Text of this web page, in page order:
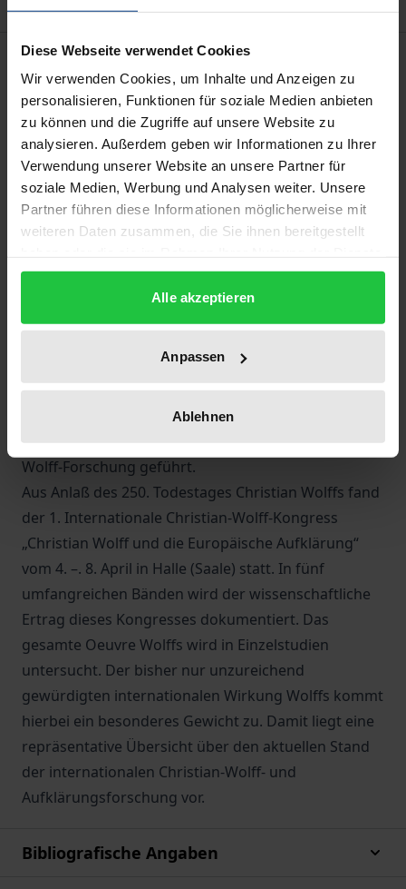
Diese Webseite verwendet Cookies
Wir verwenden Cookies, um Inhalte und Anzeigen zu
personalisieren, Funktionen für soziale Medien anbieten
zu können und die Zugriffe auf unsere Website zu
analysieren. Außerdem geben wir Informationen zu Ihrer
Verwendung unserer Website an unsere Partner für
soziale Medien, Werbung und Analysen weiter. Unsere
Partner führen diese Informationen möglicherweise mit
weiteren Daten zusammen, die Sie ihnen bereitgestellt
gesammelt haben.
Alle akzeptieren
Anpassen
Ablehnen
Beschreibung
Christian Wolff (1679 – 1754) gilt als der
bedeutendste und wirkungsmächtigste Philosoph
der Früh- und Hochaufklärung. Unter der Leitung
der Philosophie und der sog. mathematischen
Methode suchte er ein enzyklopädisches System der
Wissenschaften auf dem Stand der Bildung seiner
war Wolff zu einer europaweit gerühmten Autorität
verblasste sein Ruhm indessen bald. Erst die von
Jean Ecole und anderen besorgte große Ausgabe
der Werke Wolffs hat zu einer Wiederentdeckung
Wolffs und zur Neubelebung der internationalen
Wolff-Forschung geführt.
Aus Anlaß des 250. Todestages Christian Wolffs fand
der 1. Internationale Christian-Wolff-Kongress
„Christian Wolff und die Europäische Aufklärung“
vom 4. –. 8. April in Halle (Saale) statt. In fünf
umfangreichen Bänden wird der wissenschaftliche
Ertrag dieses Kongresses dokumentiert. Das
gesamte Oeuvre Wolffs wird in Einzelstudien
untersucht. Der bisher nur unzureichend
gewürdigten internationalen Wirkung Wolffs kommt
hierbei ein besonderes Gewicht zu. Damit liegt eine
repräsentative Übersicht über den aktuellen Stand
der internationalen Christian-Wolff- und
Aufklärungsforschung vor.
Bibliografische Angaben